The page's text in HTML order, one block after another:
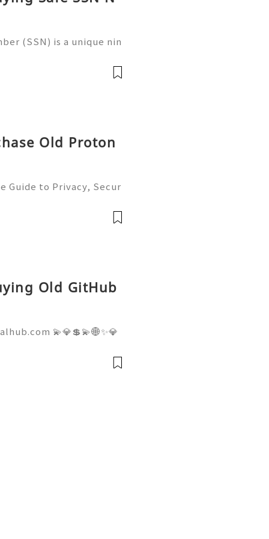
(SSN) is a unique nin
taxation, and g
Old Proton
Guide to Privacy, Secur
:+1 (5
@usadig
Old GitHub
💫💎💲💫🌐✨💎
@usadigitalhu
💫💎💲💫🌐✨💎Email:us